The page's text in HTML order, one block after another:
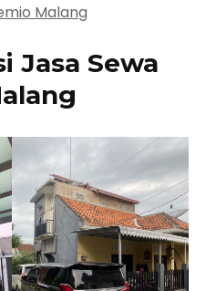
Malang
Jasa Sewa